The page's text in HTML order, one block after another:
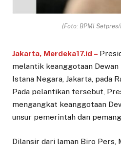
(Foto: BPMI
Jakarta, Merdeka17.id –
melantik keanggotaan
Istana Negara, Jakarta, pada
Pada pelantikan tersebut,
mengangkat keanggotaan
unsur pemerintah dan
Dilansir dari laman Biro Pers,